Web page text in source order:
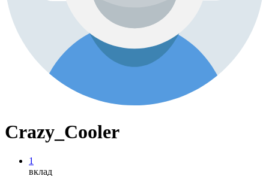
Crazy_Cooler
1
вклад